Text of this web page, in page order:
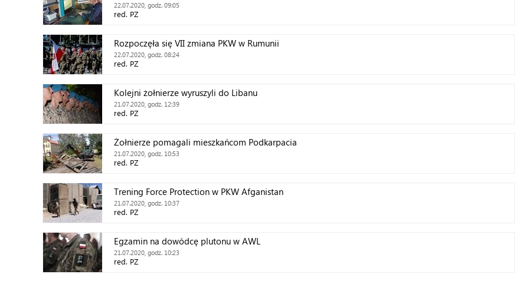
22.07.2020, godz. 09:05
red. PZ
Rozpoczęła się VII zmiana PKW w Rumunii
22.07.2020, godz. 08:24
red. PZ
Kolejni żołnierze wyruszyli do Libanu
21.07.2020, godz. 12:39
red. PZ
Żołnierze pomagali mieszkańcom Podkarpacia
21.07.2020, godz. 10:53
red. PZ
Trening Force Protection w PKW Afganistan
21.07.2020, godz. 10:37
red. PZ
Egzamin na dowódcę plutonu w AWL
21.07.2020, godz. 10:23
red. PZ